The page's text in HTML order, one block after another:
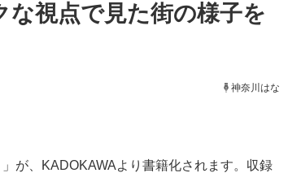
ト IT製品の技術・比較・事例 製造業の
エネルギ
な視点で見た街の様子を
神奈川はな
」が、KADOKAWAより書籍化されます。収録